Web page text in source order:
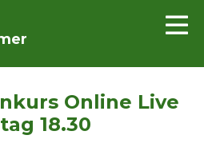
Online Live
18.30